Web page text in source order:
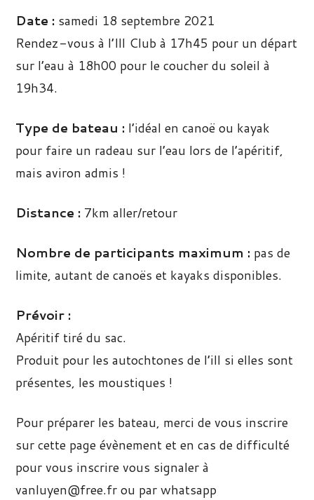
Date : samedi 18 septembre 2021
Rendez-vous à l’Ill Club à 17h45 pour un départ
sur l’eau à 18h00 pour le coucher du soleil à
19h34.
Type de bateau : l’idéal en canoë ou kayak
pour faire un radeau sur l’eau lors de l’apéritif,
mais aviron admis !
Distance : 7km aller/retour
Nombre de participants maximum : pas de
limite, autant de canoës et kayaks disponibles.
Prévoir :
Apéritif tiré du sac.
Produit pour les autochtones de l’ill si elles sont
présentes, les moustiques !
Pour préparer les bateau, merci de vous inscrire
sur cette page évènement et en cas de difficulté
pour vous inscrire vous signaler à
vanluyen@free.fr ou par whatsapp